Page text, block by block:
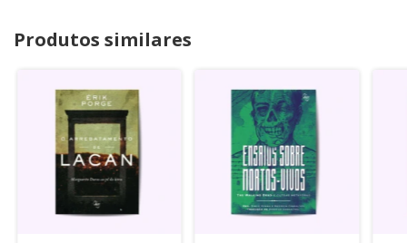
Produtos similares